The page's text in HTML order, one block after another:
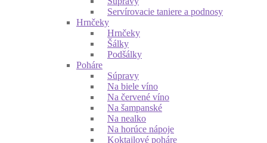
Servírovacie taniere a podnosy
Hrnčeky
Hrnčeky
Šálky
Podšálky
Poháre
Súpravy
Na biele víno
Na červené víno
Na šampanské
Na nealko
Na horúce nápoje
Koktajlové poháre